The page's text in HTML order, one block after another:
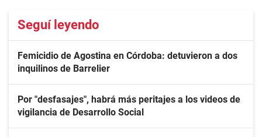
Seguí leyendo
Femicidio de Agostina en Córdoba: detuvieron a dos
inquilinos de Barrelier
Por "desfasajes", habrá más peritajes a los videos de
vigilancia de Desarrollo Social